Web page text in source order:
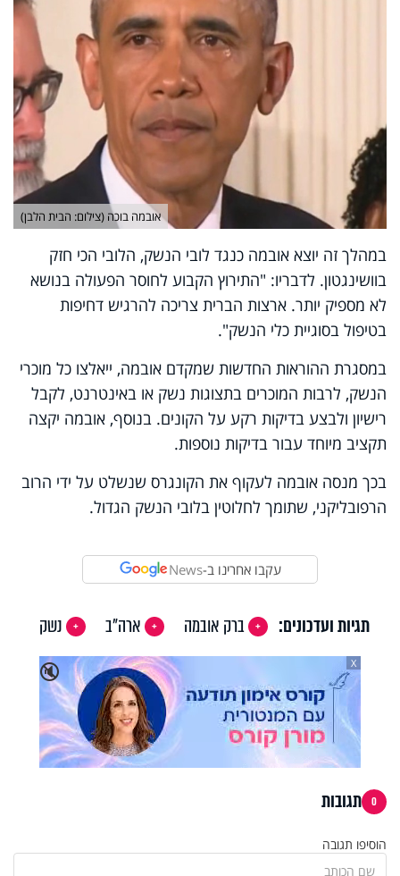
אובמה בוכה (צילום: הבית הלבן)
במהלך זה יוצא אובמה כנגד לובי הנשק, הלובי הכי חזק
בוושינגטון. לדבריו: "התירוץ הקבוע לחוסר הפעולה בנושא
לא מספיק יותר. ארצות הברית צריכה להרגיש דחיפות
בטיפול בסוגיית כלי הנשק".
במסגרת ההוראות החדשות שמקדם אובמה, ייאלצו כל מוכרי
הנשק, לרבות המוכרים בתצוגות נשק או באינטרנט, לקבל
רישיון ולבצע בדיקות רקע על הקונים. בנוסף, אובמה יקצה
תקציב מיוחד עבור בדיקות נוספות.
בכך מנסה אובמה לעקוף את הקונגרס שנשלט על ידי הרוב
הרפובליקני, שתומך לחלוטין בלובי הנשק הגדול.
עקבו אחרינו ב-News
תגיות ועדכונים: ברק אובמה ארה"ב
נשק
🔇
X
0 תגובות
הוסיפו תגובה